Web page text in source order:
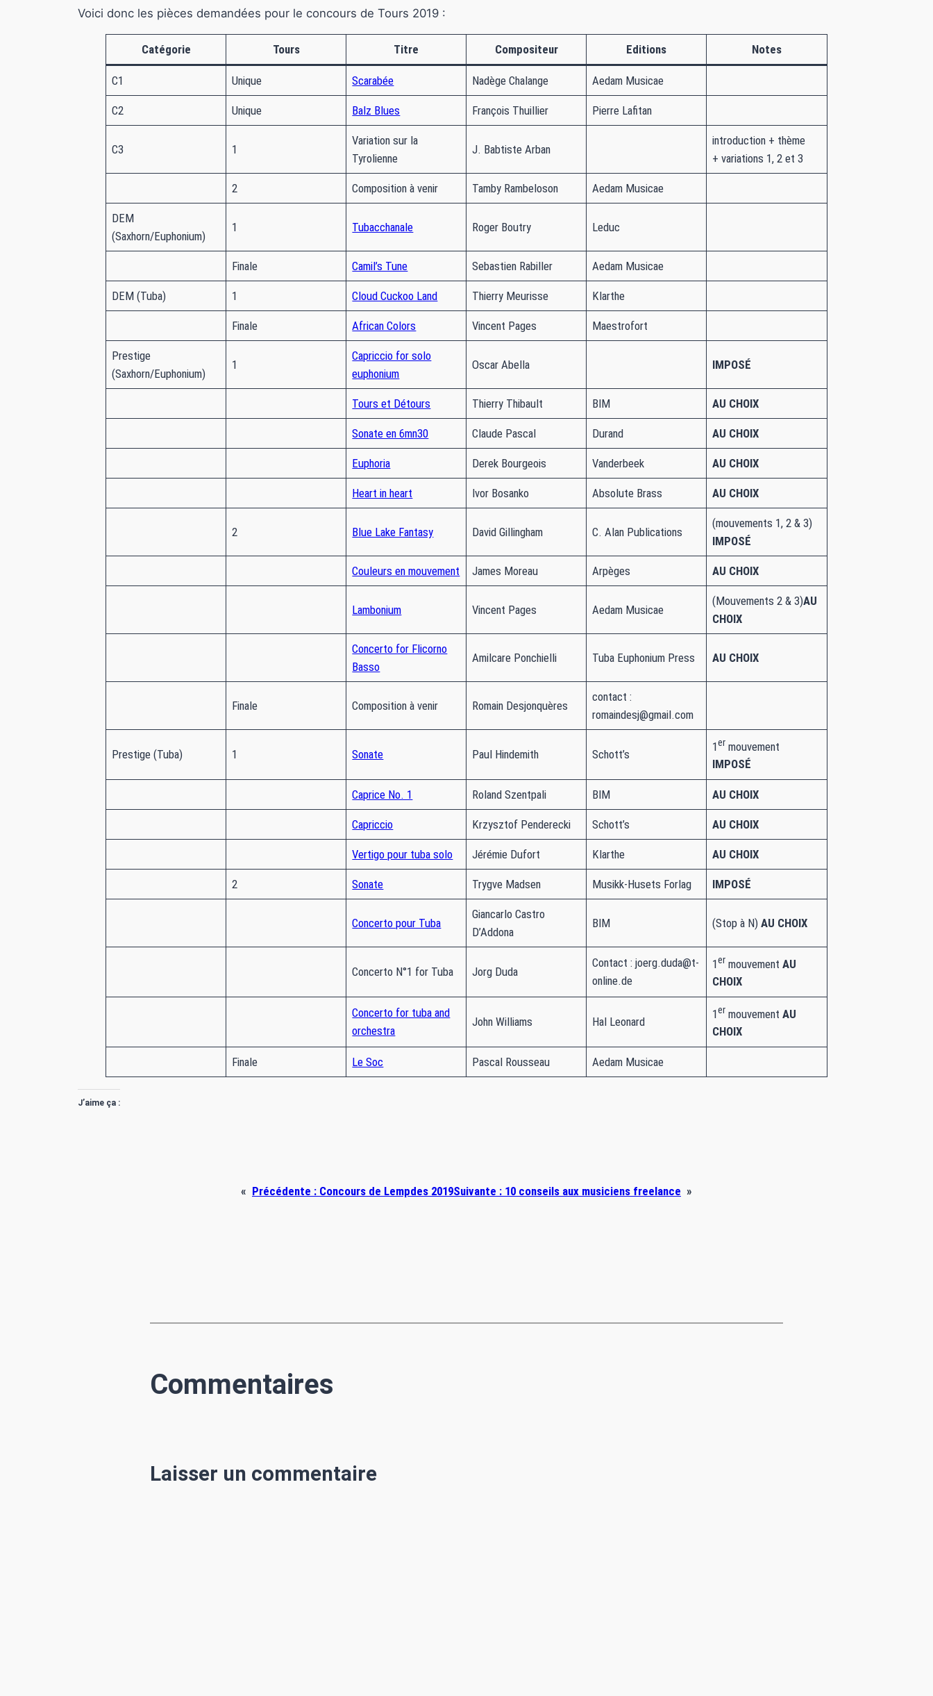
Voici donc les pièces demandées pour le concours de Tours 2019 :
Catégorie Tours Titre Compositeur Editions Notes
C1 Unique Scarabée Nadège Chalange Aedam Musicae
C2 Unique Balz Blues François Thuillier Pierre Lafitan
C3 1
Variation sur la
Tyrolienne
J. Babtiste Arban
introduction + thème
+ variations 1, 2 et 3
2 Composition à venir Tamby Rambeloson Aedam Musicae
DEM
(Saxhorn/Euphonium)
1 Tubacchanale Roger Boutry Leduc
Finale Camil’s Tune Sebastien Rabiller Aedam Musicae
DEM (Tuba) 1 Cloud Cuckoo Land Thierry Meurisse Klarthe
Finale African Colors Vincent Pages Maestrofort
Prestige
(Saxhorn/Euphonium)
1
Capriccio for solo
euphonium
Oscar Abella IMPOSÉ
Tours et Détours Thierry Thibault BIM AU CHOIX
Sonate en 6mn30 Claude Pascal Durand AU CHOIX
Euphoria Derek Bourgeois Vanderbeek AU CHOIX
Heart in heart Ivor Bosanko Absolute Brass AU CHOIX
2 Blue Lake Fantasy David Gillingham C. Alan Publications
(mouvements 1, 2 & 3)
IMPOSÉ
Couleurs en mouvement James Moreau Arpèges AU CHOIX
Lambonium Vincent Pages Aedam Musicae
(Mouvements 2 & 3)AU
CHOIX
Concerto for Flicorno
Basso
Amilcare Ponchielli Tuba Euphonium Press AU CHOIX
Finale Composition à venir Romain Desjonquères
contact :
romaindesj@gmail.com
Prestige (Tuba) 1 Sonate Paul Hindemith Schott’s
1er mouvement
IMPOSÉ
Caprice No. 1 Roland Szentpali BIM AU CHOIX
Capriccio Krzysztof Penderecki Schott’s AU CHOIX
Vertigo pour tuba solo Jérémie Dufort Klarthe AU CHOIX
2 Sonate Trygve Madsen Musikk-Husets Forlag IMPOSÉ
Concerto pour Tuba
Giancarlo Castro
D’Addona
BIM (Stop à N)AU CHOIX
Concerto N°1 for Tuba Jorg Duda
Contact : joerg.duda@t-
online.de
1er mouvementAU
CHOIX
Concerto for tuba and
orchestra
John Williams Hal Leonard
1er mouvementAU
CHOIX
Finale Le Soc Pascal Rousseau Aedam Musicae
J’aime ça :
« Précédente : Concours de Lempdes 2019Suivante : 10 conseils aux musiciens freelance »
Commentaires
Laisser un commentaire